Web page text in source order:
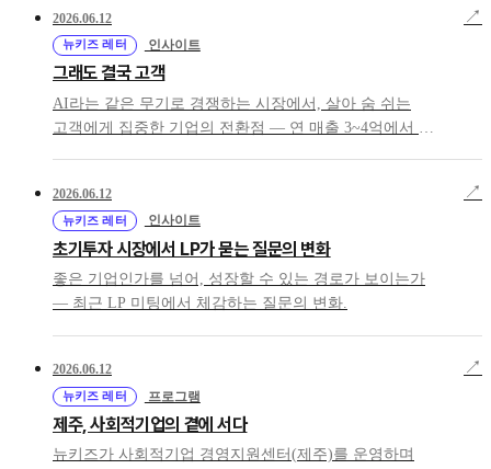
2026.06.12
뉴키즈 레터 인사이트
그래도 결국 고객
AI라는 같은 무기로 경쟁하는 시장에서, 살아 숨 쉬는
고객에게 집중한 기업의 전환점 — 연 매출 3~4억에서 월
↗
2026.06.12
뉴키즈 레터 인사이트
초기투자 시장에서 LP가 묻는 질문의 변화
좋은 기업인가를 넘어, 성장할 수 있는 경로가 보이는가
— 최근 LP 미팅에서 체감하는 질문의 변화.
↗
2026.06.12
뉴키즈 레터 프로그램
제주, 사회적기업의 곁에 서다
뉴키즈가 사회적기업 경영지원센터(제주)를 운영하며
↗